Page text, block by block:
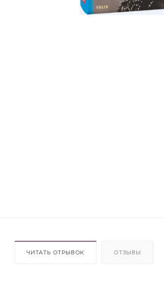
ЧИТАТЬ ОТРЫВОК ОТЗЫВЫ